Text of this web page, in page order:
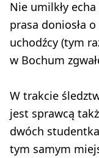
Nie umilkły
prasa doniosła
uchodźcy (tym
w Bochum
W trakcie
jest sprawcą
dwóch
tym samym